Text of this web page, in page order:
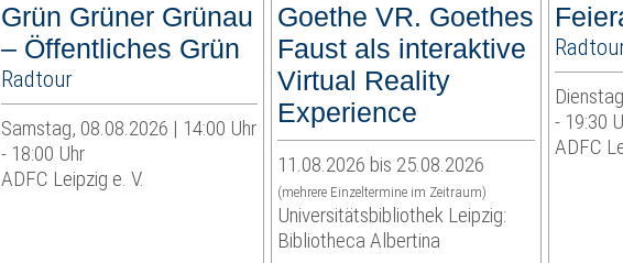
Grün Grüner Grünau
– Öffentliches Grün
Radtour
Samstag, 08.08.2026 | 14:00 Uhr
- 18:00 Uhr
ADFC Leipzig e. V.
Goethe VR. Goethes
Faust als interaktive
Virtual Reality
Experience
11.08.2026 bis 25.08.2026
(mehrere Einzeltermine im Zeitraum)
Universitätsbibliothek Leipzig:
Bibliotheca Albertina
- 19:30
ADFC